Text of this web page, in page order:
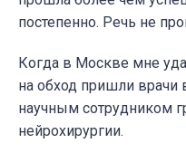
постепенно. Речь не
Когда в Москве мне
на обход пришли врачи
научным сотрудником
нейрохирургии.